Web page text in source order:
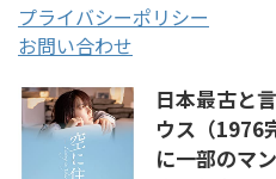
プライバシーポリシー
お問い合わせ
日本最古と
ウス（1976
に一部のマ